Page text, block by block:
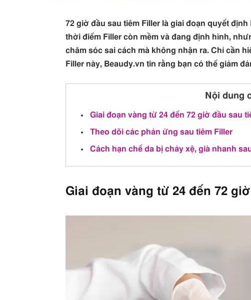
72 giờ đầu sau tiêm Filler là giai đoạn quyết
thời điểm Filler còn mềm và đang định hình,
chăm sóc sai cách mà không nhận ra. Chỉ cần
Filler này, Beaudy.vn tin rằng bạn có thể giảm
Nội dung
Giai đoạn vàng từ 24 đến 72 giờ đầu sau
Theo dõi các phản ứng sau tiêm Filler
Cách hạn chế da bị chảy xệ, già nhanh
Giai đoạn vàng từ 24 đến 72